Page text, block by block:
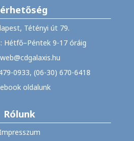
Tétényi út 79.
Hétfő–Péntek 9-17 óráig
0933, (06-30) 670-6418
oldalunk
Rólunk